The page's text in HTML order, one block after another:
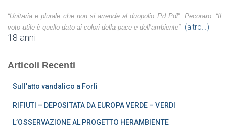
“Unitaria e plurale che non si arrende al duopolio Pd Pdl”. Pecoraro: “Il
voto utile è quello dato ai colori della pace e dell’ambiente” (altro…)
18 anni
Articoli Recenti
Sull’atto vandalico a Forlì
RIFIUTI – DEPOSITATA DA EUROPA VERDE – VERDI
L’OSSERVAZIONE AL PROGETTO HERAMBIENTE